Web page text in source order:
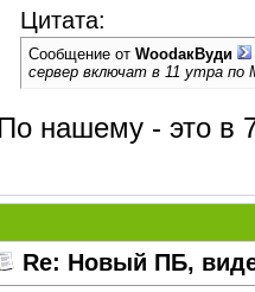
Цитата:
Сообщение от WoodaкВуди
сервер включат в 11 утра по
По нашему - это в
Re: Новый ПБ,